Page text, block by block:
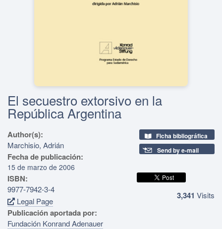
El secuestro extorsivo en la
República Argentina
Author(s):
Marchisio, Adrián
Fecha de publicación:
15 de marzo de 2006
ISBN:
9977-7942-3-4
Legal Page
Publicación aportada por:
Fundación Konrand Adenauer
Ficha bibliográfica
Send by e-mail
3,341 Visits